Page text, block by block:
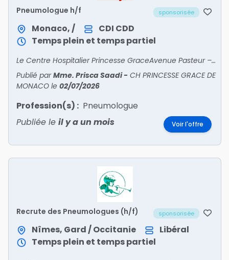
Pneumologue h/f sponsorisée
Monaco, / CDI CDD
Temps plein et temps partiel
Le Centre Hospitalier Princesse GraceAvenue Pasteur – BP n°489 – 98012 MONACO CedexÉtablissement public de santé – 857 lits et places (dont 356 MCO)Propose toutes les spécialités médicale
Publié parMme. Prisca Saadi- CH PRINCESSE GRACE DE
MONACO le 02/07/2026
Profession(s) : Pneumologue
Publiée le il y a un mois Voir l'offre
Recrute des Pneumologues (h/f) sponsorisée
Nîmes, Gard / Occitanie
Libéral
Temps plein et temps partiel